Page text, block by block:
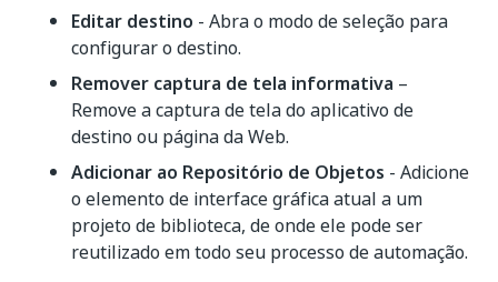
Editar destino - Abra o modo de seleção para
configurar o destino.
Remover captura de tela informativa –
Remove a captura de tela do aplicativo de
destino ou página da Web.
Adicionar ao Repositório de Objetos - Adicione
o elemento de interface gráfica atual a um
projeto de biblioteca, de onde ele pode ser
reutilizado em todo seu processo de automação.